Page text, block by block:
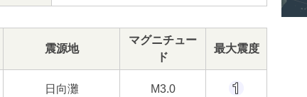
震源地
マグニチュー
ド
最大震度
日向灘 M3.0